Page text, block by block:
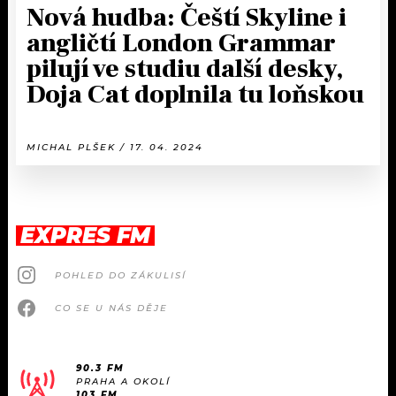
Nová hudba: Čeští Skyline i
angličtí London Grammar
pilují ve studiu další desky,
Doja Cat doplnila tu loňskou
MICHAL PLŠEK / 17. 04. 2024
EXPRES FM
POHLED DO ZÁKULISÍ
CO SE U NÁS DĚJE
90.3 FM
PRAHA A OKOLÍ